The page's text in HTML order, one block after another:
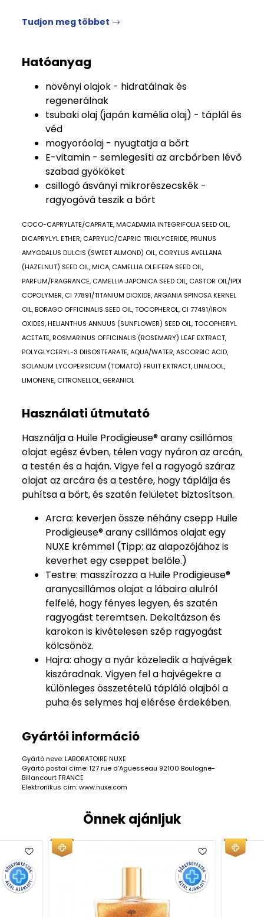
Tudjon meg többet
Hatóanyag
növényi olajok - hidratálnak és
regenerálnak
tsubaki olaj (japán kamélia olaj) - táplál és
véd
mogyoróolaj - nyugtatja a bőrt
E-vitamin - semlegesíti az arcbőrben lévő
szabad gyököket
csillogó ásványi mikrorészecskék -
ragyogóvá teszik a bőrt
COCO-CAPRYLATE/CAPRATE, MACADAMIA INTEGRIFOLIA SEED OIL,
DICAPRYLYL ETHER, CAPRYLIC/CAPRIC TRIGLYCERIDE, PRUNUS
AMYGDALUS DULCIS (SWEET ALMOND) OIL, CORYLUS AVELLANA
(HAZELNUT) SEED OIL, MICA, CAMELLIA OLEIFERA SEED OIL,
PARFUM/FRAGRANCE, CAMELLIA JAPONICA SEED OIL, CASTOR OIL/IPDI
COPOLYMER, CI 77891/TITANIUM DIOXIDE, ARGANIA SPINOSA KERNEL
OIL, BORAGO OFFICINALIS SEED OIL, TOCOPHEROL, CI 77491/IRON
OXIDES, HELIANTHUS ANNUUS (SUNFLOWER) SEED OIL, TOCOPHERYL
ACETATE, ROSMARINUS OFFICINALIS (ROSEMARY) LEAF EXTRACT,
POLYGLYCERYL-3 DIISOSTEARATE, AQUA/WATER, ASCORBIC ACID,
SOLANUM LYCOPERSICUM (TOMATO) FRUIT EXTRACT, LINALOOL,
LIMONENE, CITRONELLOL, GERANIOL
Használati útmutató
Használja a Huile Prodigieuse® arany csillámos
olajat egész évben, télen vagy nyáron az arcán,
a testén és a haján. Vigye fel a ragyogó száraz
olajat az arcára és a testére, hogy táplálja és
puhítsa a bőrt, és szatén felületet biztosítson.
Arcra: keverjen össze néhány csepp Huile
Prodigieuse® arany csillámos olajat egy
NUXE krémmel (Tipp: az alapozójához is
keverhet egy cseppet belőle.)
Testre: masszírozza a Huile Prodigieuse®
aranycsillámos olajat a lábaira alulról
felfelé, hogy fényes legyen, és szatén
ragyogást teremtsen. Dekoltázson és
karokon is kivételesen szép ragyogást
kölcsönöz.
Hajra: ahogy a nyár közeledik a hajvégek
kiszáradnak. Vigyen fel a hajvégekre a
különleges összetételű tápláló olajból a
puha és selymes haj elérése érdekében.
Gyártói információ
Gyártó neve: LABORATOIRE NUXE
Gyártó postai címe: 127 rue d’Aguesseau 92100 Boulogne-
Billancourt FRANCE
Elektronikus cím: www.nuxe.com
Önnek ajánljuk